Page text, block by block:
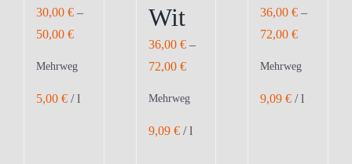
30,00 € –
50,00 €
Mehrweg
5,00 € /l
Wit
36,00 €–
72,00 €
Mehrweg
9,09 €/l
36,00€ –
72,00€
Mehrweg
9,09€ /l